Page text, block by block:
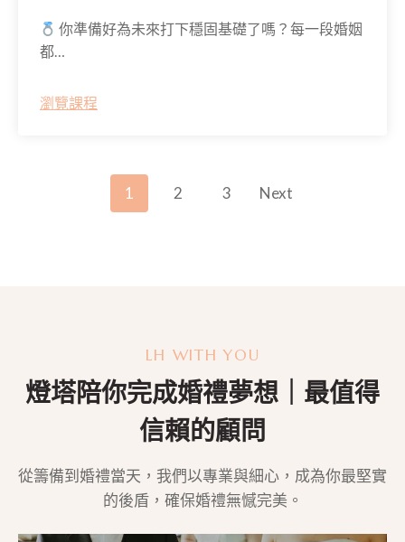
你準備好為未來打下穩固基礎了嗎？每一段婚姻
都…
瀏覽課程
S
N
A
V
1 2 3 Next
LH WITH YOU
燈塔陪你完成婚禮夢想｜最值得
信賴的顧問
從籌備到婚禮當天，我們以專業與細心，成為你最堅實
的後盾，確保婚禮無憾完美。